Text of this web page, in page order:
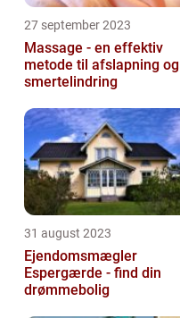
27 september 2023
Massage - en effektiv
metode til afslapning og
smertelindring
31 august 2023
Ejendomsmægler
Espergærde - find din
drømmebolig